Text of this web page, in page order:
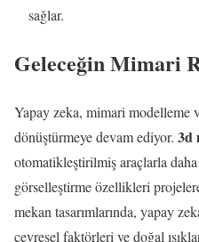
sağlar.
Geleceğin Mimari
Yapay zeka, mimari modelleme
dönüştürmeye devam ediyor. 3d
otomatikleştirilmiş araçlarla
görselleştirme özellikleri
mekan tasarımlarında, yapay
çevresel faktörleri ve doğal